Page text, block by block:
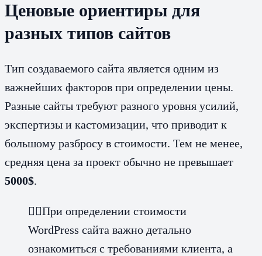
Ценовые ориентиры для
разных типов сайтов
Тип создаваемого сайта является одним из
важнейших факторов при определении цены.
Разные сайты требуют разного уровня усилий,
экспертизы и кастомизации, что приводит к
большому разбросу в стоимости. Тем не менее,
средняя цена за проект обычно не превышает
5000$.
☝🏼При определении стоимости
WordPress сайта важно детально
ознакомиться с требованиями клиента, а